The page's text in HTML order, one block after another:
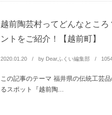
越前陶芸村ってどんなとこ
ントをご紹介！【越前町】
2020.01.20 by Dearふくい編集部
この記事のテーマ 福井県の伝統工芸
るスポット『越前陶...